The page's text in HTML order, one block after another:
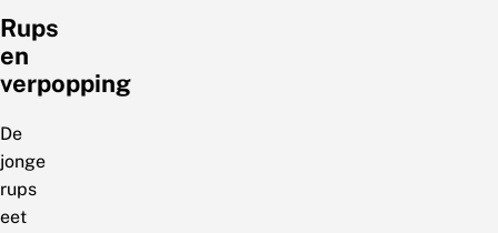
Rups
en
verpopping
De
jonge
rups
eet